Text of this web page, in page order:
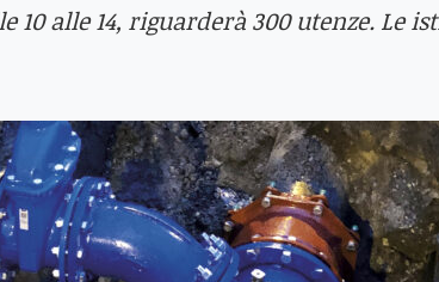
alle 14, riguarderà 300 utenze. Le